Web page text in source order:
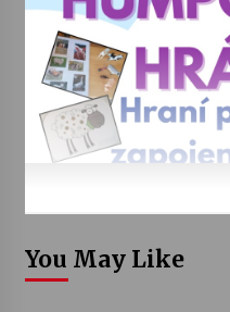
You May Like